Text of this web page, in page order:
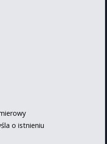
o istnieniu